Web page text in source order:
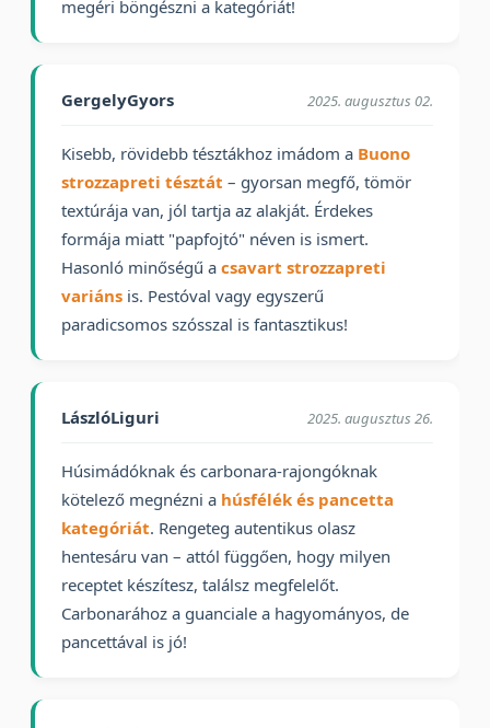
megéri böngészni a kategóriát!
GergelyGyors 2025. augusztus 02.
Kisebb, rövidebb tésztákhoz imádom a Buono
strozzapreti tésztát – gyorsan megfő, tömör
textúrája van, jól tartja az alakját. Érdekes
formája miatt "papfojtó" néven is ismert.
Hasonló minőségű a csavart strozzapreti
variáns is. Pestóval vagy egyszerű
paradicsomos szósszal is fantasztikus!
LászlóLiguri 2025. augusztus 26.
Húsimádóknak és carbonara-rajongóknak
kötelező megnézni a húsfélék és pancetta
kategóriát. Rengeteg autentikus olasz
hentesáru van – attól függően, hogy milyen
receptet készítesz, találsz megfelelőt.
Carbonarához a guanciale a hagyományos, de
pancettával is jó!